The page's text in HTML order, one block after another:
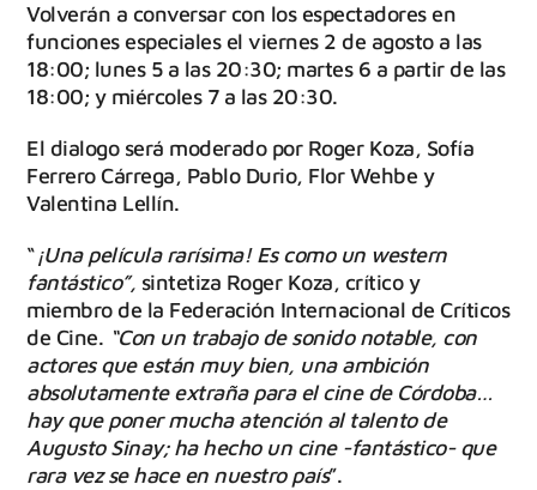
Volverán a conversar con los espectadores en
funciones especiales el viernes 2 de agosto a las
18:00; lunes 5 a las 20:30; martes 6 a partir de las
18:00; y miércoles 7 a las 20:30.
El dialogo será moderado por Roger Koza, Sofía
Ferrero Cárrega, Pablo Durio, Flor Wehbe y
Valentina Lellín.
“¡Una película rarísima! Es como un western
fantástico”, sintetiza Roger Koza, crítico y
miembro de la Federación Internacional de Críticos
de Cine. “Con un trabajo de sonido notable, con
actores que están muy bien, una ambición
absolutamente extraña para el cine de Córdoba…
hay que poner mucha atención al talento de
Augusto Sinay; ha hecho un cine -fantástico- que
rara vez se hace en nuestro país”.